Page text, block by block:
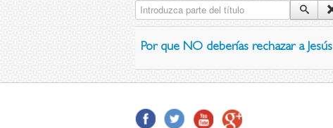
Introduzca parte del título
Por que NO deberías rechazar a Jesús